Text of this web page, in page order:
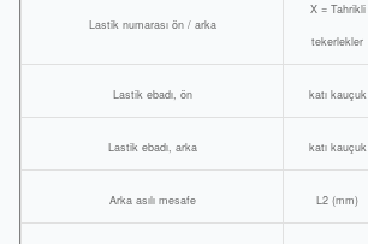
Lastik numarası ön / arka
X = Tahrikli
tekerlekler
Lastik ebadı, ön katı kauçuk
Lastik ebadı, arka katı kauçuk
Arka asılı mesafe L2 (mm)